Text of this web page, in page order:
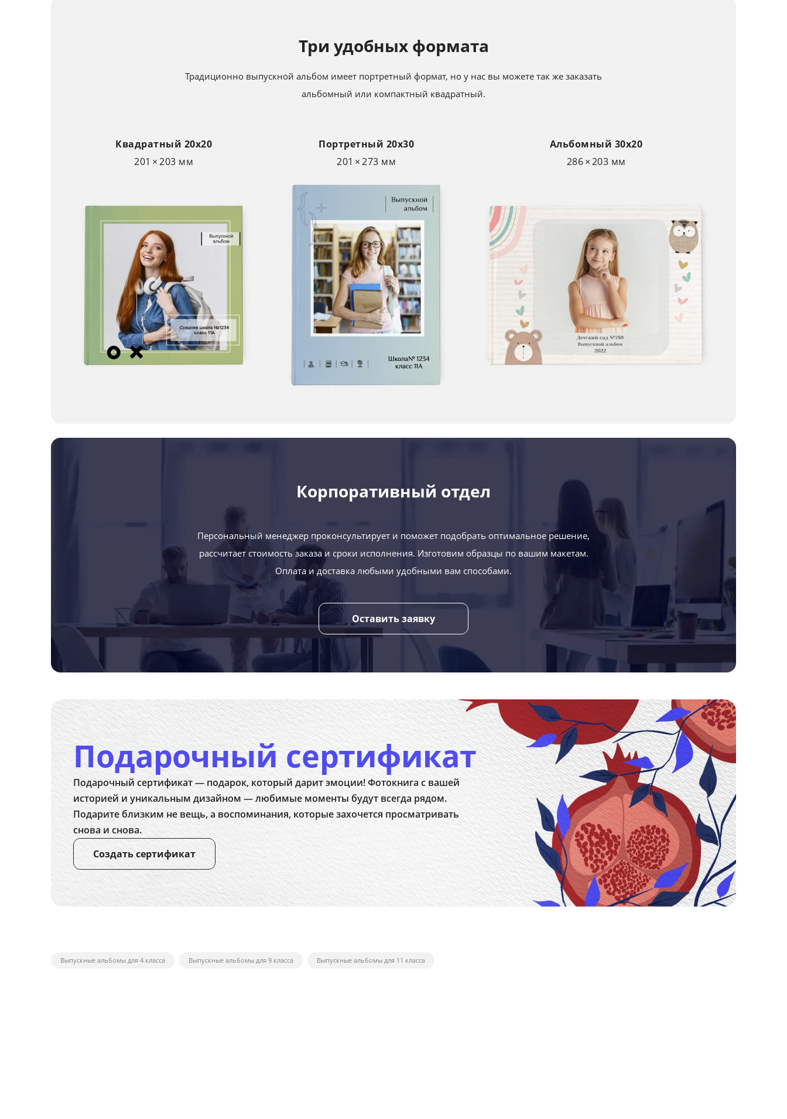
Три удобных формата
Традиционно выпускной альбом имеет портретный формат, но у нас вы можете так же заказать
альбомный или компактный квадратный.
Квадратный 20х20
201 × 203 мм
Портретный 20х30
201 × 273 мм
Альбомный 30х20
286 × 203 мм
Корпоративный отдел
Персональный менеджер проконсультирует и поможет подобрать оптимальное решение,
рассчитает стоимость заказа и сроки исполнения. Изготовим образцы по вашим макетам.
Оплата и доставка любыми удобными вам способами.
Оставить заявку
Подарочный сертификат
Подарочный сертификат — подарок, который дарит эмоции! Фотокнига с вашей
историей и уникальным дизайном — любимые моменты будут всегда рядом.
Подарите близким не вещь, а воспоминания, которые захочется просматривать
снова и снова.
Создать сертификат
Выпускные альбомы для 4 класса Выпускные альбомы для 9 класса Выпускные альбомы для 11 класса